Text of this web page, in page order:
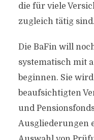
die für viele
zugleich tätig sind.
Die BaFin will
systematisch mit
beginnen. Sie
beaufsichtigten
und
Ausgliederungen